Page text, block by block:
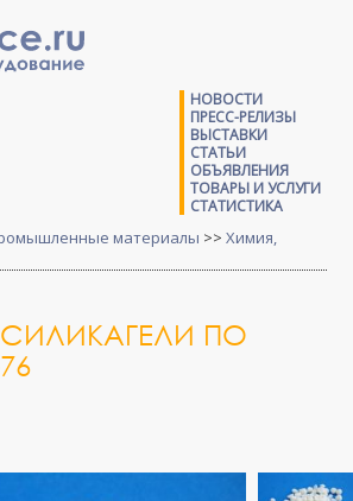
НОВОСТИ
ПРЕСС-РЕЛИЗЫ
ВЫСТАВКИ
СТАТЬИ
ОБЪЯВЛЕНИЯ
ТОВАРЫ И УСЛУГИ
СТАТИСТИКА
материалы >>Химия,
ПО